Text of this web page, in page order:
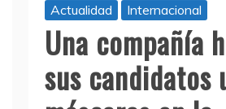
Actualidad Internacional
Una compañía
sus candidatos